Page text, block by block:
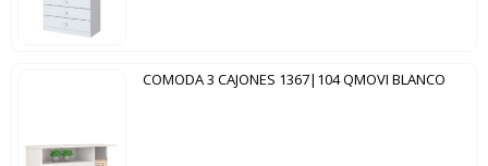
COMODA 3 CAJONES 1367|104 QMOVI BLANCO